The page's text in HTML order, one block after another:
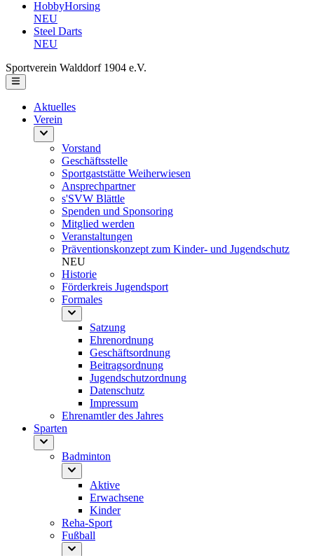
HobbyHorsing
NEU
Steel Darts
NEU
Sportverein Walddorf 1904 e.V.
Aktuelles
Verein
Vorstand
Geschäftsstelle
Sportgaststätte Weiherwiesen
Ansprechpartner
s'SVW Blättle
Spenden und Sponsoring
Mitglied werden
Veranstaltungen
Präventionskonzept zum Kinder- und Jugendschutz
NEU
Historie
Förderkreis Jugendsport
Formales
Satzung
Ehrenordnung
Geschäftsordnung
Beitragsordnung
Jugendschutzordnung
Datenschutz
Impressum
Ehrenamtler des Jahres
Sparten
Badminton
Aktive
Erwachsene
Kinder
Reha-Sport
Fußball